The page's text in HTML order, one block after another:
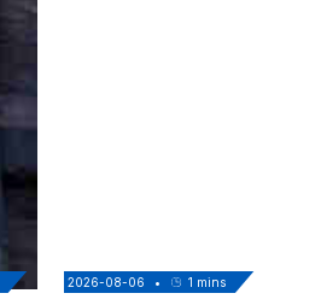
2026-08-06 • 1 mins